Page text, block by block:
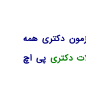
دکتری همه
دکتری پی اچ